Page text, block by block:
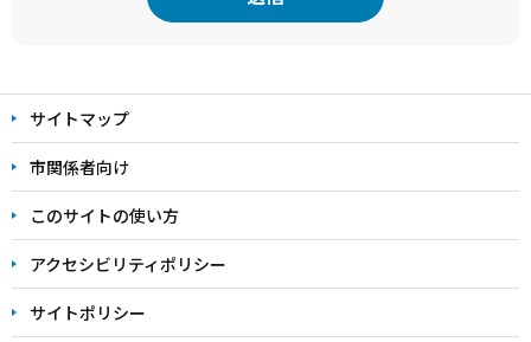
文
こ
こ
ま
で
サイトマップ
市関係者向け
このサイトの使い方
アクセシビリティポリシー
サイトポリシー